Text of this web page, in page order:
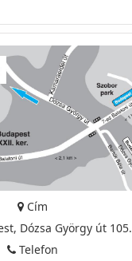
Cím
Dózsa György út 105.
Telefon